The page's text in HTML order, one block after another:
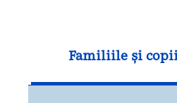
Familiile și